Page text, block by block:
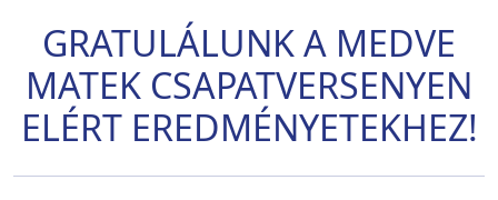
GRATULÁLUNK A MEDVE
MATEK CSAPATVERSENYEN
ELÉRT EREDMÉNYETEKHEZ!